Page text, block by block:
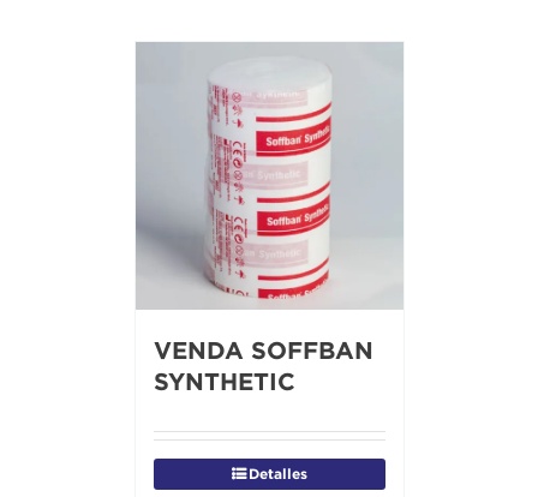
VENDA SOFFBAN
SYNTHETIC
Detalles